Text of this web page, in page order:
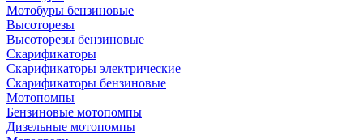
Мотобуры бензиновые
Высоторезы
Высоторезы бензиновые
Скарификаторы
Скарификаторы электрические
Скарификаторы бензиновые
Мотопомпы
Бензиновые мотопомпы
Дизельные мотопомпы